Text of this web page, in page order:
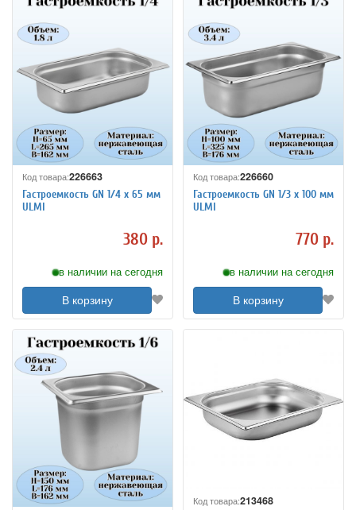
Код товара:226663
Гастроемкость GN 1/4 х 65 мм
ULMI
380 р.
в наличии на сегодня
В корзину
Код товара:226660
Гастроемкость GN 1/3 х 100 мм
ULMI
770 р.
в наличии на сегодня
В корзину
Код товара:213468